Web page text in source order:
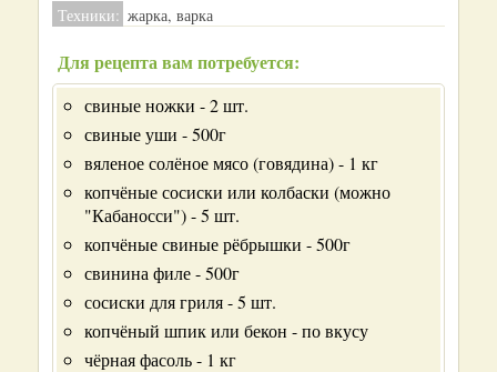
Техники: жарка, варка
Для рецепта вам потребуется:
свиные ножки - 2 шт.
свиные уши - 500г
вяленое солёное мясо (говядина) - 1 кг
копчёные сосиски или колбаски (можно
"Кабаносси") - 5 шт.
копчёные свиные рёбрышки - 500г
свинина филе - 500г
сосиски для гриля - 5 шт.
копчёный шпик или бекон - по вкусу
чёрная фасоль - 1 кг